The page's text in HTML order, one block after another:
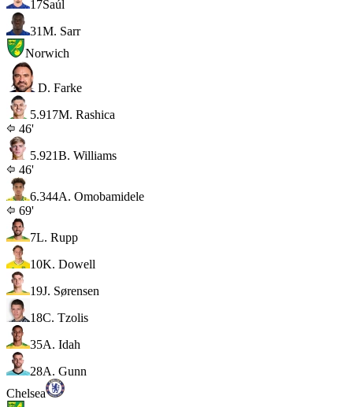
17Saúl
31M. Sarr
Norwich
D. Farke
5.917M. Rashica
46'
5.921B. Williams
46'
6.344A. Omobamidele
69'
7L. Rupp
10K. Dowell
19J. Sørensen
18C. Tzolis
35A. Idah
28A. Gunn
Chelsea